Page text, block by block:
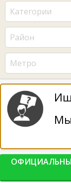
Категории
Район
Метро